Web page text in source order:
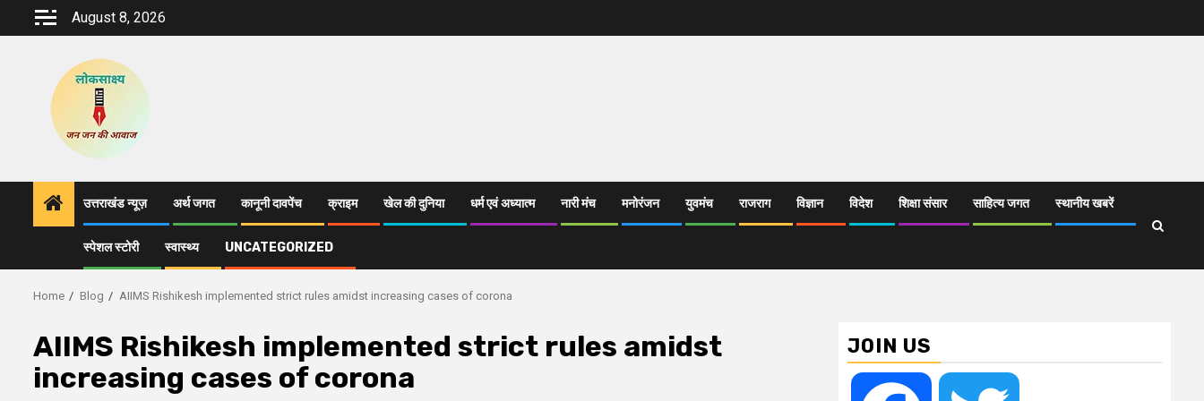
August 8, 2026
उत्तराखंड न्यूज़ अर्थ जगत कानूनी दावपेंच क्राइम खेल की दुनिया धर्म एवं अध्यात्म नारी मंच मनोरंजन युवमंच राजराग विज्ञान विदेश शिक्षा संसार साहित्य जगत स्थानीय खबरें
स्पेशल स्टोरी स्वास्थ्य UNCATEGORIZED
Home Blog AIIMS Rishikesh implemented strict rules amidst increasing cases of corona
AIIMS Rishikesh implemented strict rules amidst
increasing cases of corona
JOIN US